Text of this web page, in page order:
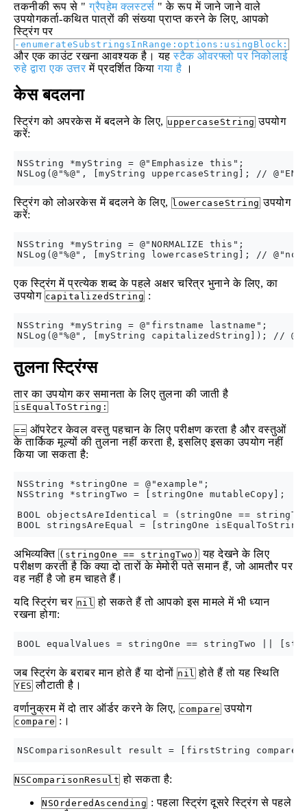
तकनीकी रूप से "ग्रैपहेम क्लस्टर्स " के रूप में जाने जाने वाले
उपयोगकर्ता-कथित पात्रों की संख्या प्राप्त करने के लिए, आपको
स्ट्रिंग पर
-enumerateSubstringsInRange:options:usingBlock:
और एक काउंट रखना आवश्यक है। यहस्टैक ओवरफ्लो पर निकोलाई
रुहे द्वारा एक उत्तर में प्रदर्शित कियागया है ।
केस बदलना
स्ट्रिंग को अपरकेस में बदलने के लिए, uppercaseString उपयोग
करें:
NSString *myString = @"Emphasize this";
स्ट्रिंग को लोअरकेस में बदलने के लिए, lowercaseString उपयोग
करें:
NSString *myString = @"NORMALIZE this";
एक स्ट्रिंग में प्रत्येक शब्द के पहले अक्षर चरित्र भुनाने के लिए, का
उपयोग capitalizedString :
NSString *myString = @"firstname lastname";
तुलना स्ट्रिंग्स
तार का उपयोग कर समानता के लिए तुलना की जाती है
isEqualToString:
== ऑपरेटर केवल वस्तु पहचान के लिए परीक्षण करता है और वस्तुओं
के तार्किक मूल्यों की तुलना नहीं करता है, इसलिए इसका उपयोग नहीं
किया जा सकता है:
NSString *stringOne = @"example";
NSString *stringTwo = [stringOne mutableCopy];
BOOL objectsAreIdentical = (stringOne ==
अभिव्यक्ति (stringOne == stringTwo) यह देखने के लिए
परीक्षण करती है कि क्या दो तारों के मेमोरी पते समान हैं, जो आमतौर पर
वह नहीं है जो हम चाहते हैं।
यदि स्ट्रिंग चर nil हो सकते हैं तो आपको इस मामले में भी ध्यान
रखना होगा:
जब स्ट्रिंग के बराबर मान होते हैं या दोनों nil होते हैं तो यह स्थिति
YES लौटाती है।
वर्णानुक्रम में दो तार ऑर्डर करने के लिए, compare उपयोग
compare :।
NSComparisonResult हो सकता है:
NSOrderedAscending : पहला स्ट्रिंग दूसरे स्ट्रिंग से पहले